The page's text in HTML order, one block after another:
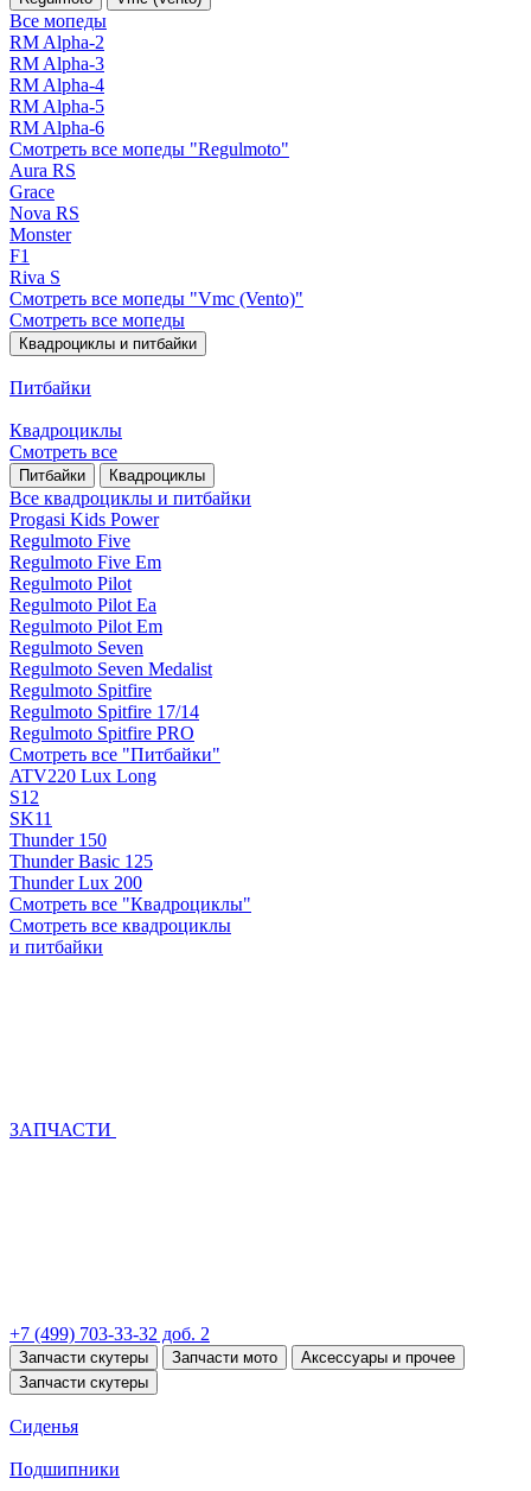
Все мопеды
RM Alpha-2
RM Alpha-3
RM Alpha-4
RM Alpha-5
RM Alpha-6
Смотреть все мопеды "Regulmoto"
Aura RS
Grace
Nova RS
Monster
F1
Riva S
Смотреть все мопеды "Vmc (Vento)"
Смотреть все мопеды
Квадроциклы и питбайки
Питбайки
Квадроциклы
Смотреть все
Питбайки Квадроциклы
Все квадроциклы и питбайки
Progasi Kids Power
Regulmoto Five
Regulmoto Five Em
Regulmoto Pilot
Regulmoto Pilot Ea
Regulmoto Pilot Em
Regulmoto Seven
Regulmoto Seven Medalist
Regulmoto Spitfire
Regulmoto Spitfire 17/14
Regulmoto Spitfire PRO
Смотреть все "Питбайки"
ATV220 Lux Long
S12
SK11
Thunder 150
Thunder Basic 125
Thunder Lux 200
Смотреть все "Квадроциклы"
Смотреть все квадроциклы
и питбайки
ЗАПЧАСТИ
+7 (499) 703-33-32 доб. 2
Запчасти скутеры Запчасти мото
Аксессуары и прочее
Запчасти скутеры
Сиденья
Подшипники